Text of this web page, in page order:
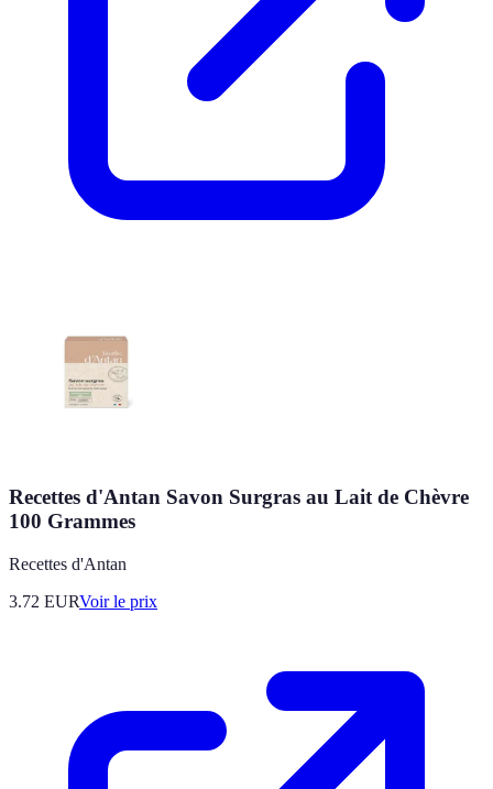
Recettes d'Antan Savon Surgras au Lait de Chèvre
100 Grammes
Recettes d'Antan
3.72 EURVoir le prix